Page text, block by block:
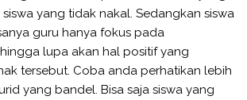
yang tidak nakal. Sedangkan siswa
guru hanya fokus pada
lupa akan hal positif yang
tersebut. Coba anda perhatikan lebih
yang bandel. Bisa saja siswa yang